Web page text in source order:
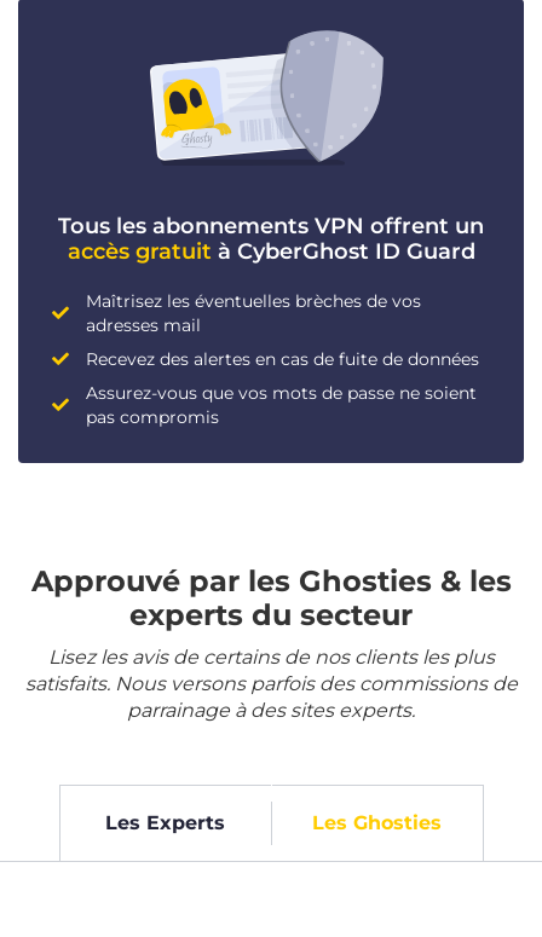
Tous les abonnements VPN offrent un
accès gratuit à CyberGhost ID Guard
Maîtrisez les éventuelles brèches de vos
adresses mail
Recevez des alertes en cas de fuite de données
Assurez-vous que vos mots de passe ne soient
pas compromis
Approuvé par les Ghosties & les
experts du secteur
Lisez les avis de certains de nos clients les plus
satisfaits. Nous versons parfois des commissions de
parrainage à des sites experts.
Les Experts Les Ghosties